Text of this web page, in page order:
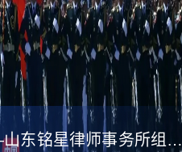
东铭星律师事务所组织